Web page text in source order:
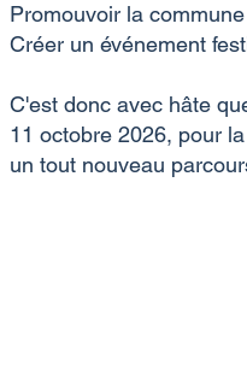
Promouvoir la
Créer un événement
C'est donc avec hâte
11 octobre 2026, pour
un tout nouveau